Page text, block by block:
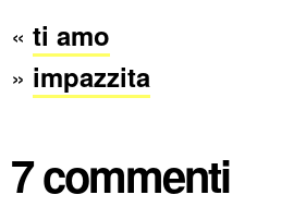
« ti amo
» impazzita
7 commenti